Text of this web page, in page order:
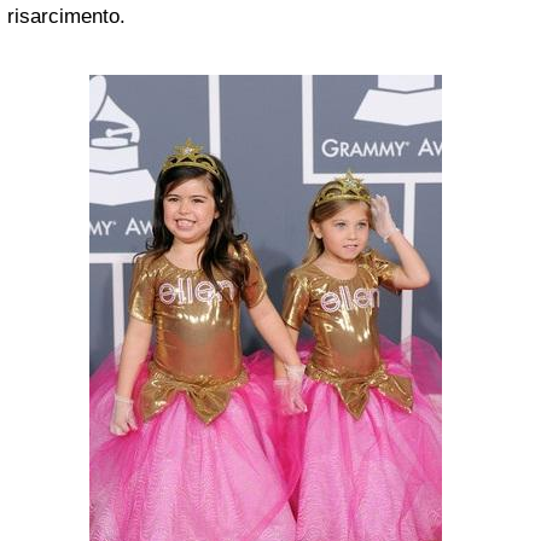
risarcimento.